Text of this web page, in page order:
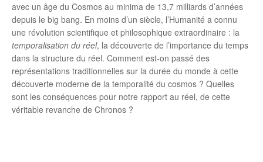
avec un âge du Cosmos au minima de 13,7 milliards d’années
depuis le big bang. En moins d’un siècle, l’Humanité a connu
une révolution scientifique et philosophique extraordinaire : la
temporalisation du réel, la découverte de l’importance du temps
dans la structure du réel. Comment est-on passé des
représentations traditionnelles sur la durée du monde à cette
découverte moderne de la temporalité du cosmos ? Quelles
sont les conséquences pour notre rapport au réel, de cette
véritable revanche de Chronos ?